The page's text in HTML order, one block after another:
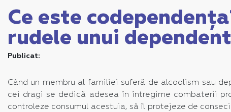
Ce este
rudele unui
Publicat:
Când un membru al familiei suferă de alcoolism sau
cei dragi se dedică adesea în întregime combaterii
controleze consumul acestuia, să îl protejeze de